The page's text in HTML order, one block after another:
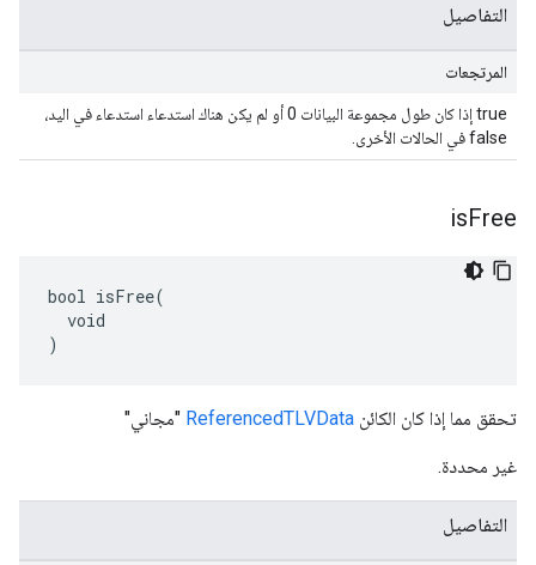
التفاصيل
المرتجعات
true إذا كان طول مجموعة البيانات 0 أو لم يكن هناك استدعاء استدعاء في اليد،
false في الحالات الأخرى.
isFree
bool isFree(
  void
)
تحقق مما إذا كان الكائن ReferencedTLVData "مجاني"
غير محددة.
التفاصيل